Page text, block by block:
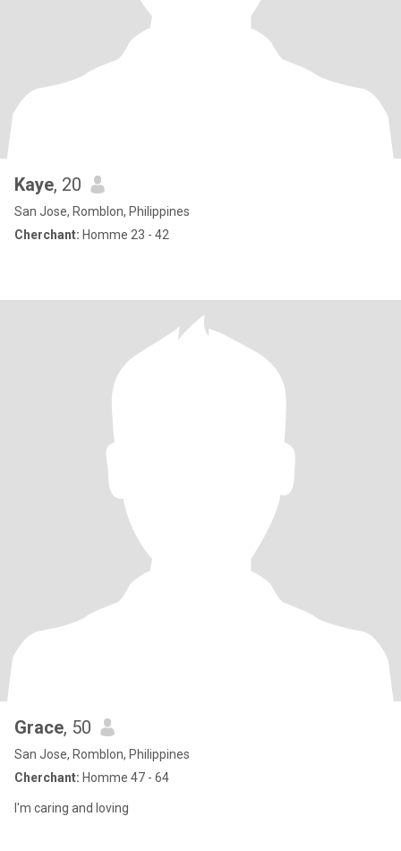
Kaye, 20
San Jose, Romblon, Philippines
Cherchant: Homme 23 - 42
Grace, 50
San Jose, Romblon, Philippines
Cherchant: Homme 47 - 64
I'm caring and loving